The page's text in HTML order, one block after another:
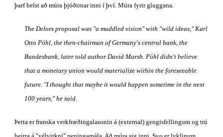
þarf helst að múra þjóðirnar inni í því. Múra fyrir gluggana.
The Delors proposal was "a muddled vision" with "wild ideas," Karl
Otto Pöhl, the then-chairman of Germany's central bank, the
Bundesbank, later told author David Marsh. Pöhl didn't believe
that a monetary union would materialize within the foreseeable
future. "I thought that maybe it would happen sometime in the next
100 years," he said.
Þetta er franska verkfræðingalausnin á (external) gengisfellingum og trú